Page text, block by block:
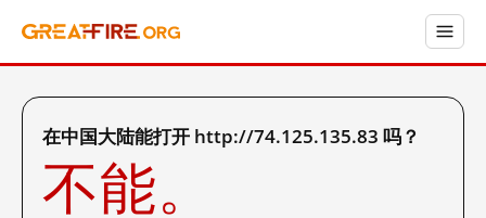
在中国大陆能打开 http://74.125.135.83 吗？
不能。